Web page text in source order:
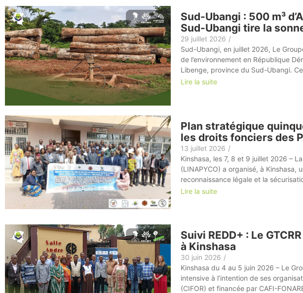
Sud-Ubangi : 500 m³
Sud-Ubangi tire la
29 juillet 2026 /
Sud-Ubangi, en juillet 2026, Le
de l’environnement en République
Libenge, province du Sud-Ubangi.
Lire la suite
Plan stratégique
les droits fonciers des
13 juillet 2026 /
Kinshasa, les 7, 8 et 9 juillet 2026 –
(LINAPYCO) a organisé, à Kinshasa,
reconnaissance légale et la
Lire la suite
Suivi REDD+ : Le
à Kinshasa
30 juin 2026 /
Kinshasa du 4 au 5 juin 2026 – Le
intensive à l’intention de ses
(CIFOR) et financée par CAFI-